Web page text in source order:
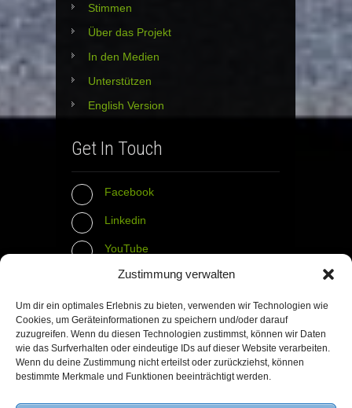
Zustimmung verwalten
Um dir ein optimales Erlebnis zu bieten, verwenden wir Technologien wie
Cookies, um Geräteinformationen zu speichern und/oder darauf
zuzugreifen. Wenn du diesen Technologien zustimmst, können wir Daten
wie das Surfverhalten oder eindeutige IDs auf dieser Website verarbeiten.
Wenn du deine Zustimmung nicht erteilst oder zurückziehst, können
bestimmte Merkmale und Funktionen beeinträchtigt werden.
Stimmen
Über das Projekt
In den Medien
Unterstützen
English Version
Get In Touch
Facebook
Linkedin
YouTube
Instagram
Tumblr
Contact Info